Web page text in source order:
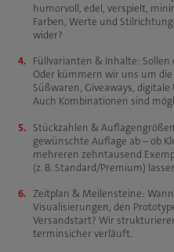
humorvoll, edel, verspielt,
Farben, Werte und
wider?
Füllvarianten & Inhalte:
Oder kümmern wir uns um die
Süßwaren, Giveaways,
Auch Kombinationen sind
Stückzahlen &
gewünschte Auflage ab – ob
mehreren zehntausend
(z. B. Standard/Premium)
Zeitplan & Meilensteine:
Visualisierungen, den
Versandstart? Wir
terminsicher verläuft.